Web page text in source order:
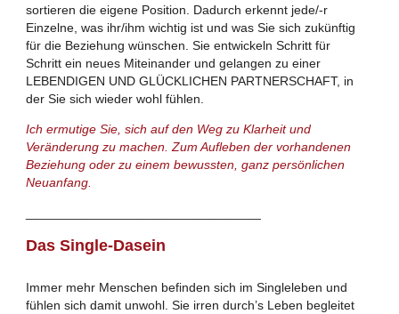
sortieren die eigene Position. Dadurch erkennt jede/-r
Einzelne, was ihr/ihm wichtig ist und was Sie sich zukünftig
für die Beziehung wünschen. Sie entwickeln Schritt für
Schritt ein neues Miteinander und gelangen zu einer
LEBENDIGEN UND GLÜCKLICHEN PARTNERSCHAFT, in
der Sie sich wieder wohl fühlen.
Ich ermutige Sie, sich auf den Weg zu Klarheit und
Veränderung zu machen. Zum Aufleben der vorhandenen
Beziehung oder zu einem bewussten, ganz persönlichen
Neuanfang.
Das Single-Dasein
Immer mehr Menschen befinden sich im Singleleben und
fühlen sich damit unwohl. Sie irren durch’s Leben begleitet